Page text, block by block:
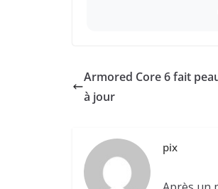
Armored Core 6 fait
à jour
pix